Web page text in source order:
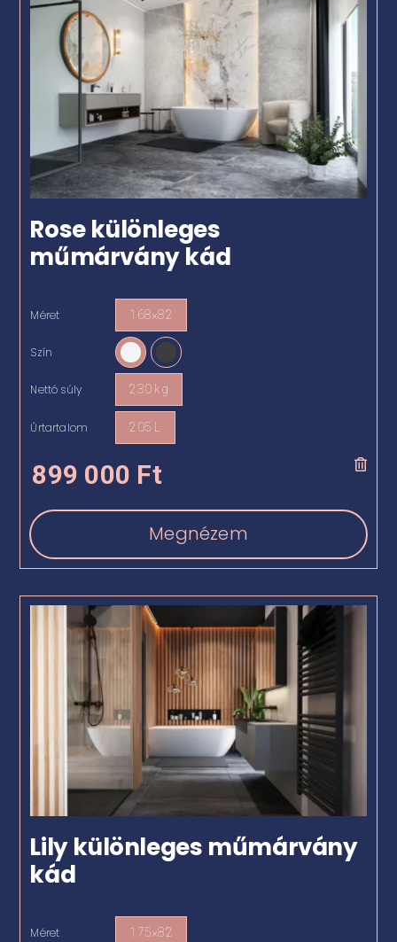
Rose különleges
műmárvány kád
Méret 168×82
Szín
Nettó súly 230 kg
Űrtartalom 205 L
899 000 Ft
Megnézem
Lily különleges műmárvány
kád
Méret 175×82